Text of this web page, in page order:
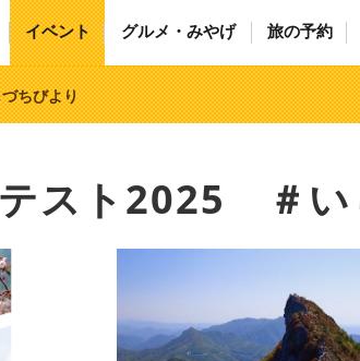
イベント グルメ・みやげ 旅の予約
ちびより
スト2025 ＃